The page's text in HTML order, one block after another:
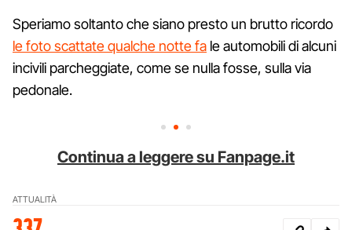
Speriamo soltanto che siano presto un brutto ricordo
le foto scattate qualche notte fa le automobili di alcuni
incivili parcheggiate, come se nulla fosse, sulla via
pedonale.
Continua a leggere su Fanpage.it
ATTUALITÀ